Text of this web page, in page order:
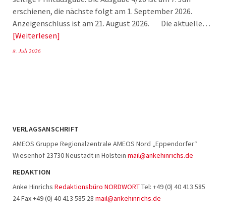
erschienen, die nächste folgt am 1. September 2026.
Anzeigenschluss ist am 21. August 2026. Die aktuelle…
Weiterlesen
8. Juli 2026
VERLAGSANSCHRIFT
AMEOS Gruppe Regionalzentrale AMEOS Nord „Eppendorfer“
Wiesenhof 23730 Neustadt in Holstein mail@ankehinrichs.de
REDAKTION
Anke Hinrichs Redaktionsbüro NORDWORTTel: +49 (0) 40 413 585
24 Fax +49 (0) 40 413 585 28 mail@ankehinrichs.de